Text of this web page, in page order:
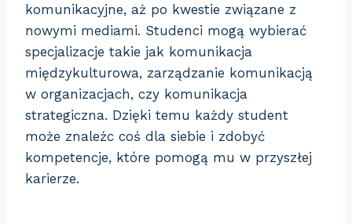
komunikacyjne, aż po kwestie związane z
nowymi mediami. Studenci mogą wybierać
specjalizacje takie jak komunikacja
międzykulturowa, zarządzanie komunikacją
w organizacjach, czy komunikacja
strategiczna. Dzięki temu każdy student
może znaleźc coś dla siebie i zdobyć
kompetencje, które pomogą mu w przyszłej
karierze.